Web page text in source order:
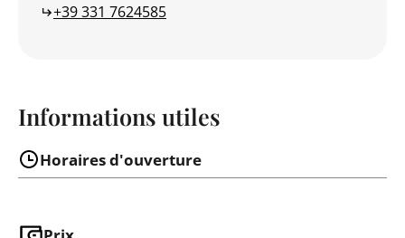
+39 331 7624585
Informations utiles
Horaires d'ouverture